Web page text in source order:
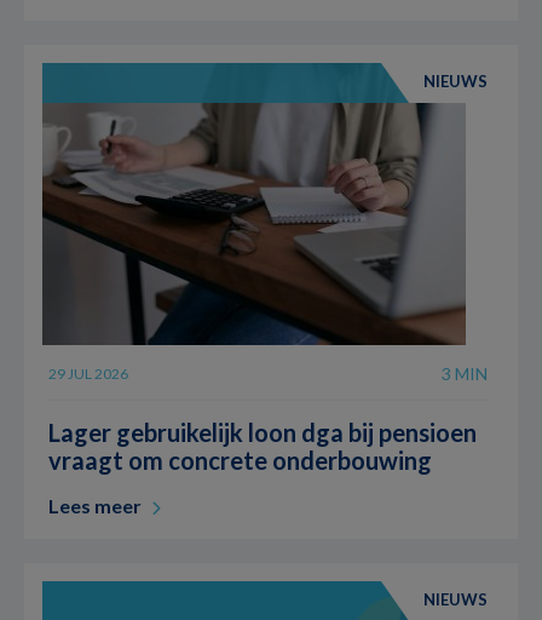
NIEUWS
29 JUL 2026 3 MIN
Lager gebruikelijk loon dga bij pensioen
vraagt om concrete onderbouwing
Lees meer
NIEUWS